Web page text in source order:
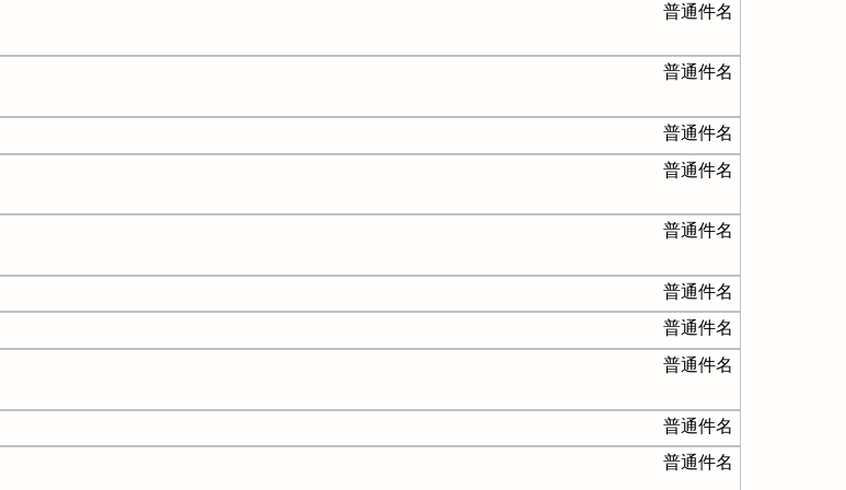
普通件名
普通件名
普通件名
普通件名
普通件名
普通件名
普通件名
普通件名
普通件名
普通件名